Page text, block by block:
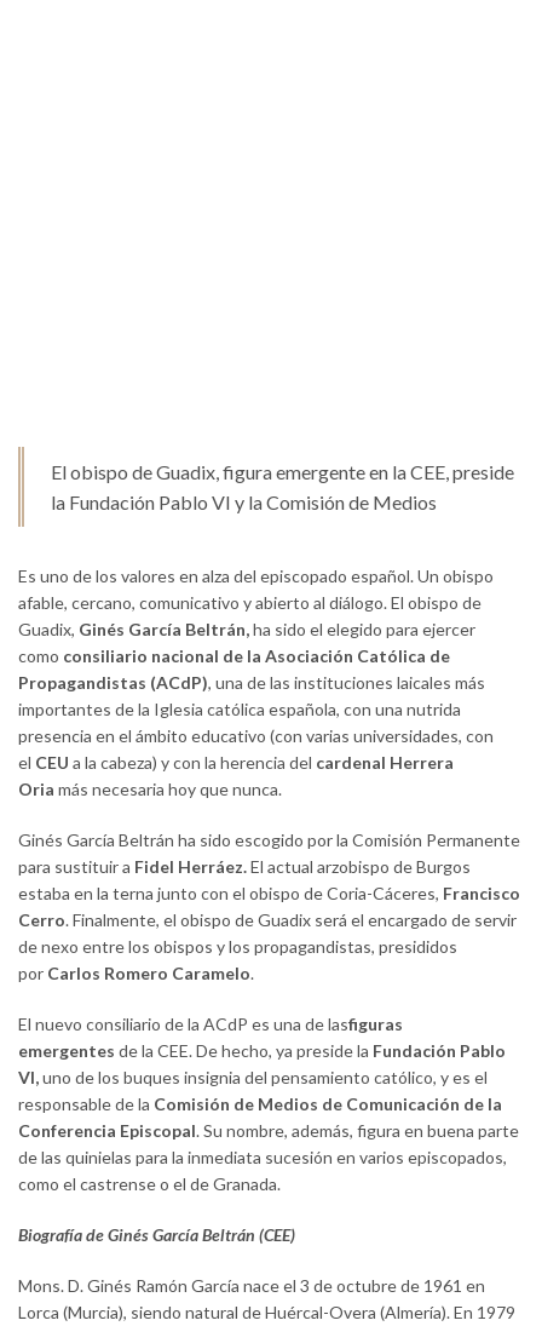
El obispo de Guadix, figura emergente en la CEE, preside
la Fundación Pablo VI y la Comisión de Medios
Es uno de los valores en alza del episcopado español. Un obispo
afable, cercano, comunicativo y abierto al diálogo. El obispo de
Guadix, Ginés García Beltrán,ha sido el elegido para ejercer
como consiliario nacional de la Asociación Católica de
Propagandistas (ACdP), una de las instituciones laicales más
importantes de la Iglesia católica española, con una nutrida
presencia en el ámbito educativo (con varias universidades, con
el CEU a la cabeza) y con la herencia del cardenal Herrera
Oria más necesaria hoy que nunca.
Ginés García Beltrán ha sido escogido por la Comisión Permanente
para sustituir a Fidel Herráez.El actual arzobispo de Burgos
estaba en la terna junto con el obispo de Coria-Cáceres, Francisco
Cerro. Finalmente, el obispo de Guadix será el encargado de servir
de nexo entre los obispos y los propagandistas, presididos
por Carlos Romero Caramelo.
El nuevo consiliario de la ACdP es una de lasfiguras
emergentes de la CEE. De hecho, ya preside la Fundación Pablo
VI,uno de los buques insignia del pensamiento católico, y es el
responsable de la Comisión de Medios de Comunicación de la
Conferencia Episcopal. Su nombre, además, figura en buena parte
de las quinielas para la inmediata sucesión en varios episcopados,
como el castrense o el de Granada.
Biografía de Ginés García Beltrán (CEE)
Mons. D. Ginés Ramón García nace el 3 de octubre de 1961 en
Lorca (Murcia), siendo natural de Huércal-Overa (Almería). En 1979